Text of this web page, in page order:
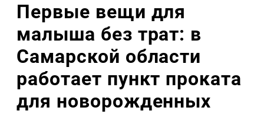
Первые вещи для
малыша без трат: в
Самарской области
работает пункт проката
для новорожденных